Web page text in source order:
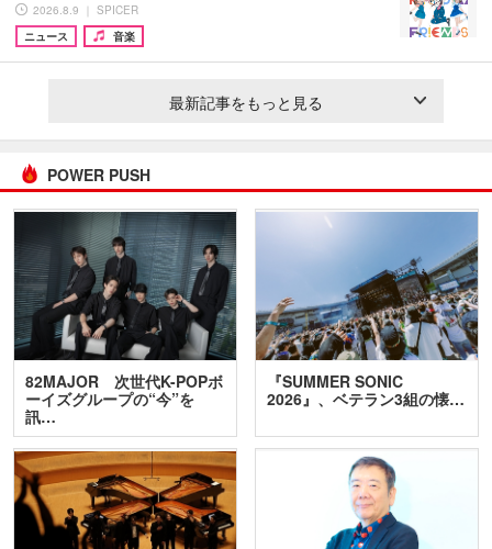
2026.8.9 ｜ SPICER
ニュース
音楽
最新記事をもっと見る
POWER PUSH
82MAJOR 次世代K-POPボ
ーイズグループの“今”を
訊…
『SUMMER SONIC
2026』、ベテラン3組の懐…